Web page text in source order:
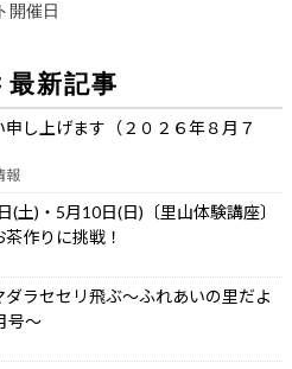
開催日
最新記事
し上げます（２０２６年８月７
報
(土)・5月10日(日)〔里山体験講座〕
作りに挑戦！
ダラセセリ飛ぶ～ふれあいの里だよ
号～